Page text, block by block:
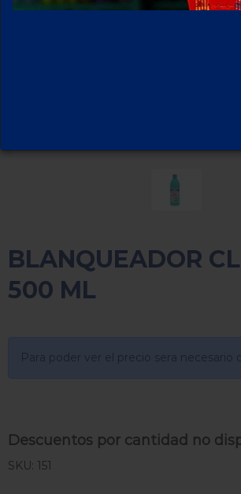
BLANQUEADOR
500 ML
Para poder ver el precio sera necesario
Descuentos por cantidad no
SKU: 151